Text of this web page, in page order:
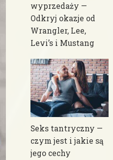
wyprzedaży —
Odkryj okazje od
Wrangler, Lee,
Levi’s i Mustang
Seks tantryczny —
czym jest i jakie są
jego cechy